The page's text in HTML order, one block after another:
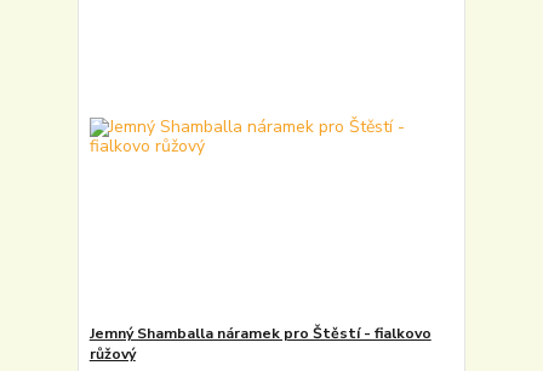
Jemný Shamballa náramek pro Štěstí - fialkovo
růžový